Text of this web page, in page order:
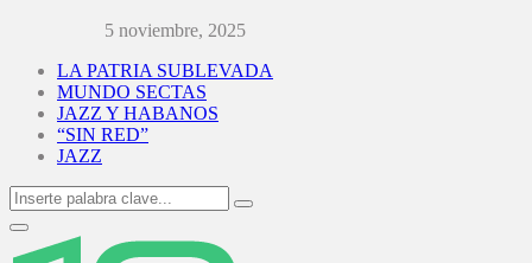
5 noviembre, 2025
LA PATRIA SUBLEVADA
MUNDO SECTAS
JAZZ Y HABANOS
“SIN RED”
JAZZ
Search
for:
Search
Primary
Menu